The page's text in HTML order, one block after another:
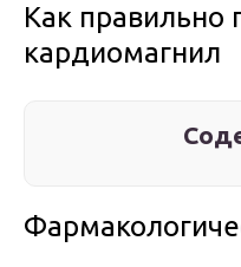
Как правильно
кардиомагнил